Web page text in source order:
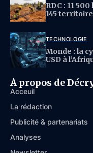
RDC : 11
145
TECHNOLOGIE
Monde : la
USD à
À propos de
Acceuil
La rédaction
Publicité & partenariats
Analyses